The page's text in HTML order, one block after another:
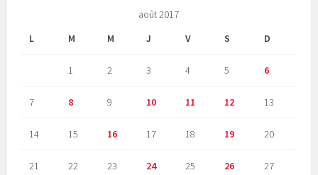
août 2017
L
M M J V S D
1 2 3 4 5 6
7 8 9 10 11 12 13
14 15 16 17 18 19 20
21 22 23 24 25 26 27